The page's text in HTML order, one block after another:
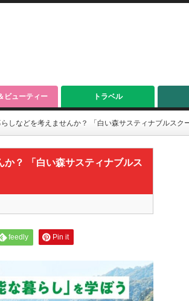
ビューティー トラベル
しなどを考えませんか？ 「白い森サスティナブルスク
？ 「白い森サスティナブルス
feedly Pin it